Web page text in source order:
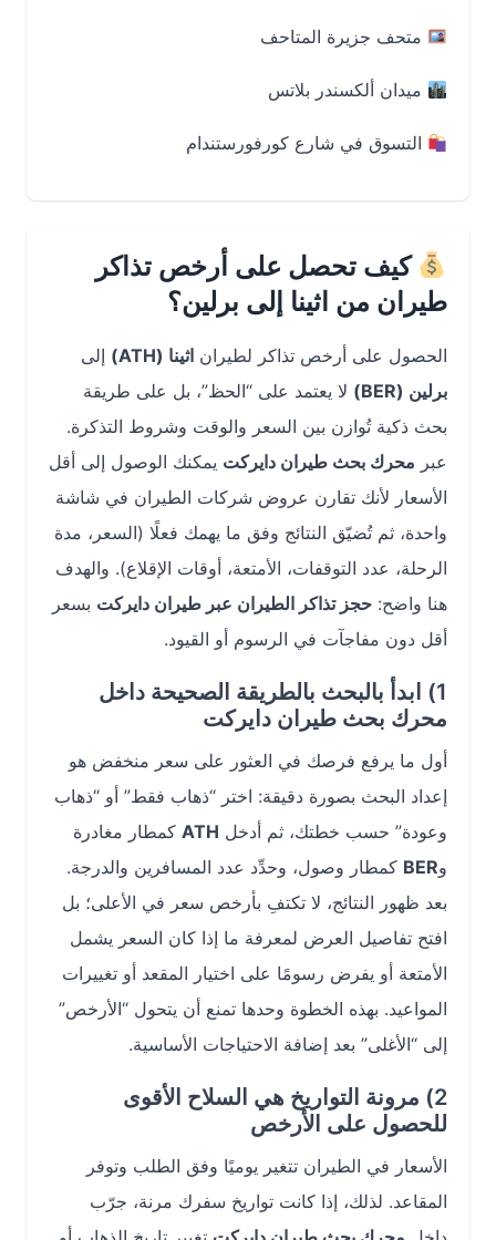
متحف جزيرة المتاحف
ميدان ألكسندر بلاتس
التسوق في شارع كورفورستندام
كيف تحصل على أرخص تذاكر
طيران من اثينا إلى برلين؟
الحصول على أرخص تذاكر لطيراناثينا (ATH)
إلى
برلين (BER)
لا يعتمد على “الحظ”، بل على طريقة
بحث ذكية تُوازن بين السعر والوقت وشروط التذكرة.
محرك بحث طيران دايركتيمكنك الوصول إلى أقل
الأسعار لأنك تقارن عروض شركات الطيران في شاشة
واحدة، ثم تُضيّق النتائج وفق ما يهمك فعلًا (السعر، مدة
الرحلة، عدد التوقفات، الأمتعة، أوقات الإقلاع). والهدف
هنا واضح:حجز تذاكر الطيران عبر طيران دايركتبسعر
أقل دون مفاجآت في الرسوم أو القيود.
1) ابدأ بالبحث بالطريقة الصحيحة داخل
محرك بحث طيران دايركت
أول ما يرفع فرصك في العثور على سعر منخفض هو
إعداد البحث بصورة دقيقة: اختر “ذهاب فقط” أو “ذهاب
وعودة” حسب خطتك، ثم أدخل ATH كمطار مغادرة
كمطار وصول، وحدِّد عدد المسافرين والدرجة.
بعد ظهور النتائج، لا تكتفِ بأرخص سعر في الأعلى؛ بل
افتح تفاصيل العرض لمعرفة ما إذا كان السعر يشمل
الأمتعة أو يفرض رسومًا على اختيار المقعد أو تغييرات
المواعيد. بهذه الخطوة وحدها تمنع أن يتحول “الأرخص”
إلى “الأغلى” بعد إضافة الاحتياجات الأساسية.
2) مرونة التواريخ هي السلاح الأقوى
للحصول على الأرخص
الأسعار في الطيران تتغير يوميًا وفق الطلب وتوفر
المقاعد. لذلك، إذا كانت تواريخ سفرك مرنة، جرّب